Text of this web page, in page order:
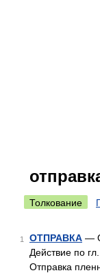
Толкование
1 ОТПРАВКА —
Действие по
Отправка